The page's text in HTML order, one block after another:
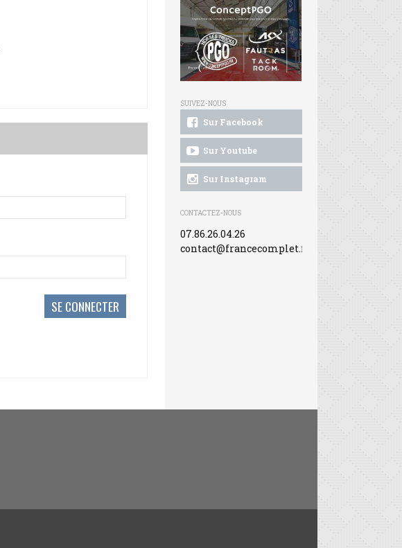
SUIVEZ-NOUS
Sur Facebook
Sur Youtube
Sur Instagram
CONTACTEZ-NOUS
07.86.26.04.26
contact@francecomplet.fr